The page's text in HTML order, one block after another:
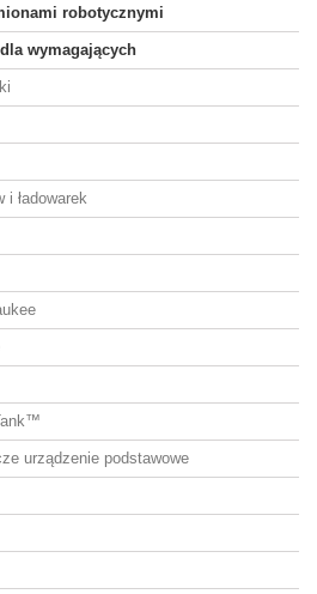
robotycznymi
wymagających
i ładowarek
urządzenie podstawowe